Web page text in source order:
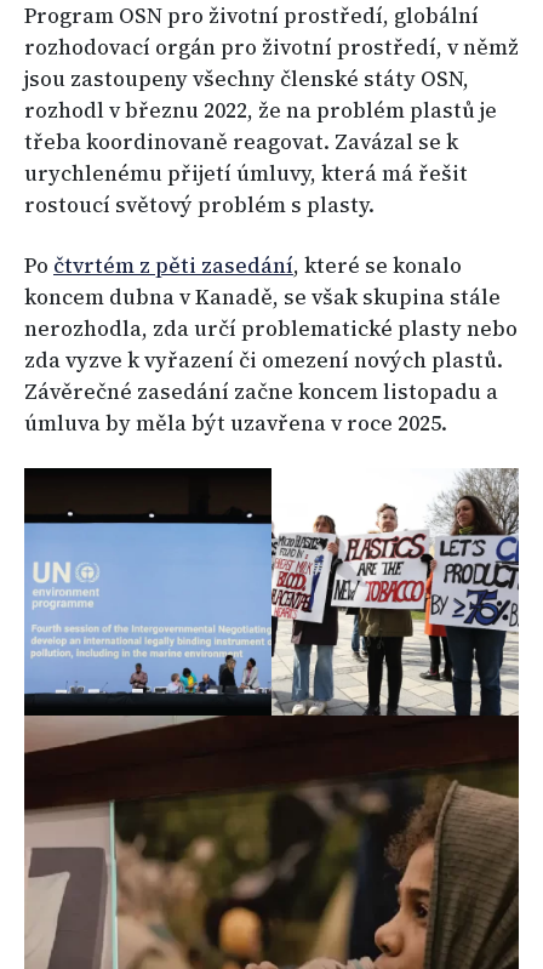
Program OSN pro životní prostředí, globální
rozhodovací orgán pro životní prostředí, v němž
jsou zastoupeny všechny členské státy OSN,
rozhodl v březnu 2022, že na problém plastů je
třeba koordinovaně reagovat. Zavázal se k
urychlenému přijetí úmluvy, která má řešit
rostoucí světový problém s plasty.
Po čtvrtém z pěti zasedání, které se konalo
koncem dubna v Kanadě, se však skupina stále
nerozhodla, zda určí problematické plasty nebo
zda vyzve k vyřazení či omezení nových plastů.
Závěrečné zasedání začne koncem listopadu a
úmluva by měla být uzavřena v roce 2025.